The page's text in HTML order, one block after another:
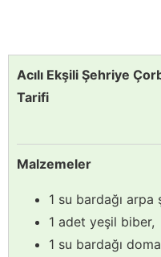
Acılı Ekşili Şehriye
Tarifi
Malzemeler
1 su bardağı arpa
1 adet yeşil biber,
1 su bardağı